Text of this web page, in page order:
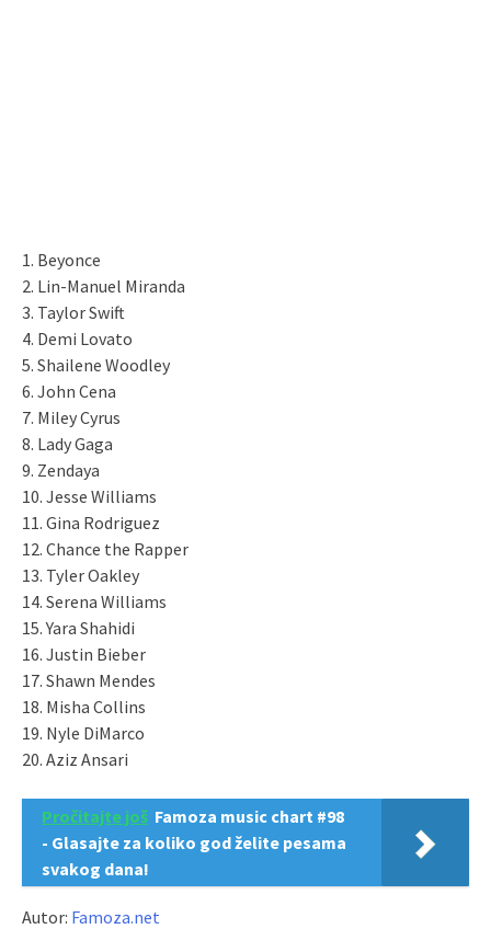
1. Beyonce
2. Lin-Manuel Miranda
3. Taylor Swift
4. Demi Lovato
5. Shailene Woodley
6. John Cena
7. Miley Cyrus
8. Lady Gaga
9. Zendaya
10. Jesse Williams
11. Gina Rodriguez
12. Chance the Rapper
13. Tyler Oakley
14. Serena Williams
15. Yara Shahidi
16. Justin Bieber
17. Shawn Mendes
18. Misha Collins
19. Nyle DiMarco
20. Aziz Ansari
Pročitajte još Famoza music chart #98
- Glasajte za koliko god želite pesama
svakog dana!
Autor: Famoza.net